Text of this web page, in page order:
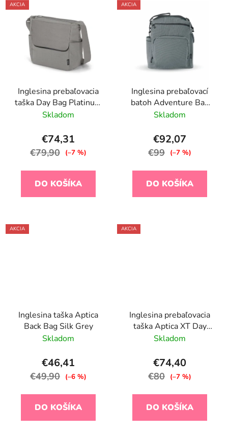
AKCIA
Inglesina prebaľovacia
taška Day Bag Platinum
Grey
Skladom
€74,31
€79,90 (–7 %)
DO KOŠÍKA
AKCIA
Inglesina prebaľovací
batoh Adventure Bag
Canyon Grey
Skladom
€92,07
€99 (–7 %)
DO KOŠÍKA
AKCIA
Inglesina taška Aptica
Back Bag Silk Grey
Skladom
€46,41
€49,90 (–6 %)
DO KOŠÍKA
AKCIA
Inglesina prebaľovacia
taška Aptica XT Day
Bag Himalaya Blue
Skladom
€74,40
€80 (–7 %)
DO KOŠÍKA